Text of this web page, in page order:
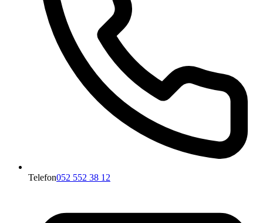
Telefon052 552 38 12